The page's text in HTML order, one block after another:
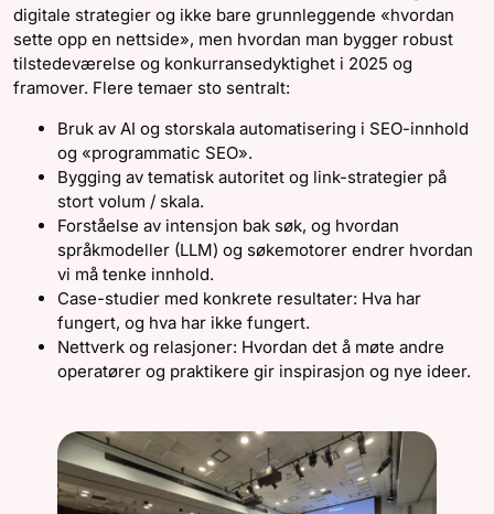
digitale strategier og ikke bare grunnleggende «hvordan
sette opp en nettside», men hvordan man bygger robust
tilstedeværelse og konkurransedyktighet i 2025 og
framover. Flere temaer sto sentralt:
Bruk av AI og storskala automatisering i SEO-innhold
og «programmatic SEO».
Bygging av tematisk autoritet og link-strategier på
stort volum / skala.
Forståelse av intensjon bak søk, og hvordan
språkmodeller (LLM) og søkemotorer endrer hvordan
vi må tenke innhold.
Case-studier med konkrete resultater: Hva har
fungert, og hva har ikke fungert.
Nettverk og relasjoner: Hvordan det å møte andre
operatører og praktikere gir inspirasjon og nye ideer.